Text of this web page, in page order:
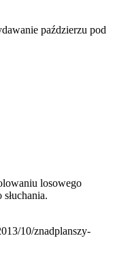
paździerzu pod
losowego
10/znadplanszy-